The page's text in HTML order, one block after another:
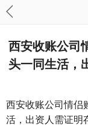
西安收账公司​
头一同生活，
西安收账公司情侣
活，出资人需证明